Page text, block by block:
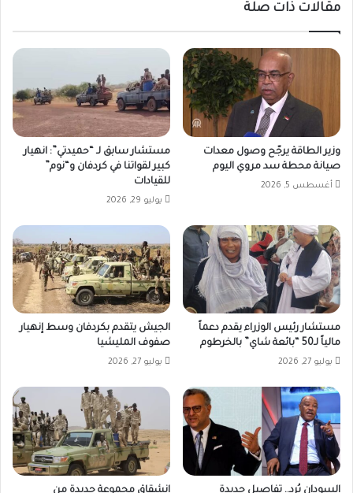
مقالات ذات صلة
وزير الطاقة يرجّح وصول معدات
صيانة محطة سد مروي اليوم
أغسطس 5, 2026
مستشار سابق لـ “حميدتي”: انهيار
كبير لقواتنا في كردفان و“نوم”
للقيادات
يوليو 29, 2026
مستشار رئيس الوزراء يقدم دعماً
مالياً لـ50 “بائعة شاي” بالخرطوم
يوليو 27, 2026
الجيش يتقدم بكردفان وسط إنهيار
صفوف المليشيا
يوليو 27, 2026